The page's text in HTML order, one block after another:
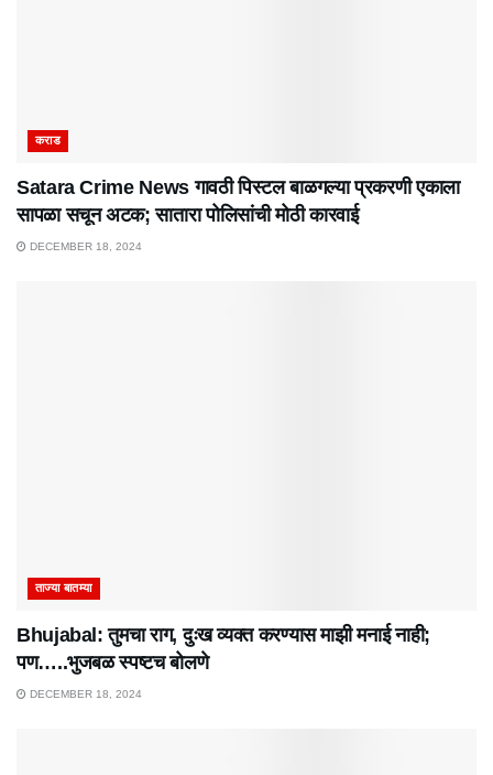
कराड
Satara Crime News गावठी पिस्टल बाळगल्या प्रकरणी एकाला
सापळा सचून अटक; सातारा पोलिसांची मोठी कारवाई
DECEMBER 18, 2024
ताज्या बातम्या
Bhujabal: तुमचा राग, दुःख व्यक्त करण्यास माझी मनाई नाही;
पण…..भुजबळ स्पष्टच बोलणे
DECEMBER 18, 2024